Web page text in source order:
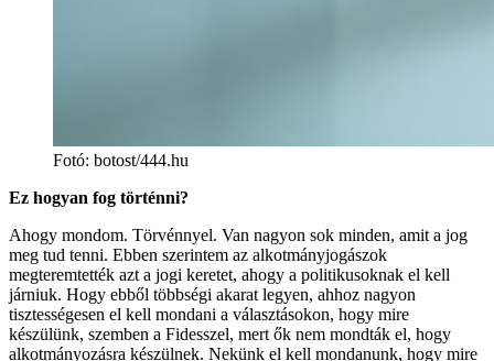
Fotó: botost/444.hu
Ez hogyan fog történni?
Ahogy mondom. Törvénnyel. Van nagyon sok minden, amit a jog
meg tud tenni. Ebben szerintem az alkotmányjogászok
megteremtették azt a jogi keretet, ahogy a politikusoknak el kell
járniuk. Hogy ebből többségi akarat legyen, ahhoz nagyon
tisztességesen el kell mondani a választásokon, hogy mire
készülünk, szemben a Fidesszel, mert ők nem mondták el, hogy
alkotmányozásra készülnek. Nekünk el kell mondanunk, hogy mire